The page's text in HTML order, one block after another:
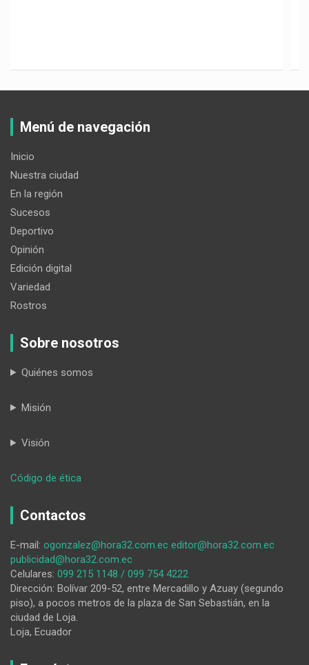
Menú de navegación
Inicio
Nuestra ciudad
En la región
Sucesos
Deportivo
Opinión
Edición digital
Variedad
Rostros
Sobre nosotros
Quiénes somos
Misión
Visión
Código de ética
las
Contactos
E-mail: ogonzalez@hora32.com.ec editor@hora32.com.ec
publicidad@hora32.com.ec
Celulares: 099 215 1148 / 099 754 4222
Dirección: Bolívar 209-52, entre Mercadillo y Azuay (segundo
piso), a pocos metros de la plaza de San Sebastián, en la
ciudad de Loja.
Loja, Ecuador